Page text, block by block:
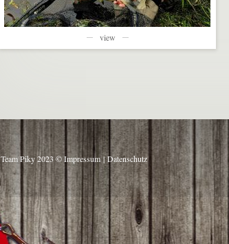
view
Team Piky 2023 ©Impressum |Datenschutz